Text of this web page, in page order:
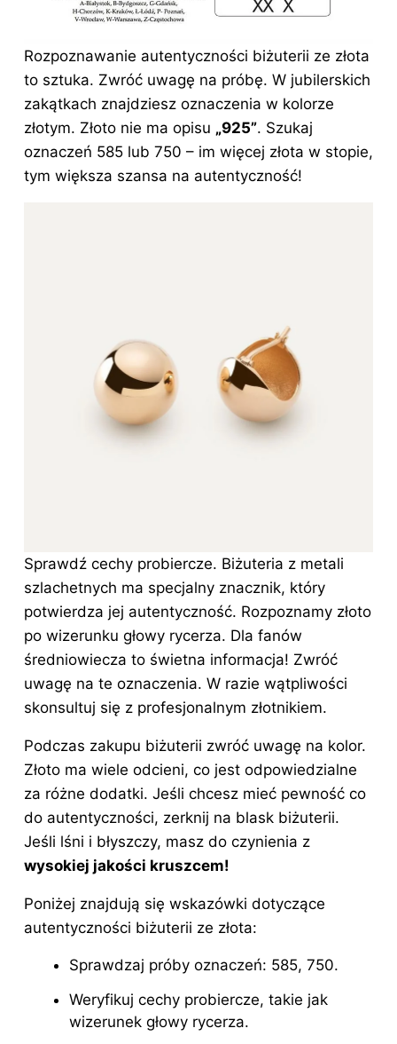
Rozpoznawanie autentyczności biżuterii ze złota
to sztuka. Zwróć uwagę na próbę. W jubilerskich
zakątkach znajdziesz oznaczenia w kolorze
złotym. Złoto nie ma opisu „925”. Szukaj
oznaczeń 585 lub 750 – im więcej złota w stopie,
tym większa szansa na autentyczność!
Sprawdź cechy probiercze. Biżuteria z metali
szlachetnych ma specjalny znacznik, który
potwierdza jej autentyczność. Rozpoznamy złoto
po wizerunku głowy rycerza. Dla fanów
średniowiecza to świetna informacja! Zwróć
uwagę na te oznaczenia. W razie wątpliwości
skonsultuj się z profesjonalnym złotnikiem.
Podczas zakupu biżuterii zwróć uwagę na kolor.
Złoto ma wiele odcieni, co jest odpowiedzialne
za różne dodatki. Jeśli chcesz mieć pewność co
do autentyczności, zerknij na blask biżuterii.
Jeśli lśni i błyszczy, masz do czynienia z
wysokiej jakości kruszcem!
Poniżej znajdują się wskazówki dotyczące
autentyczności biżuterii ze złota:
Sprawdzaj próby oznaczeń: 585, 750.
Weryfikuj cechy probiercze, takie jak
wizerunek głowy rycerza.